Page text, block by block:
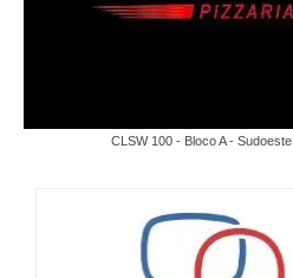
CLSW 100 - Bloco A - Sudoeste